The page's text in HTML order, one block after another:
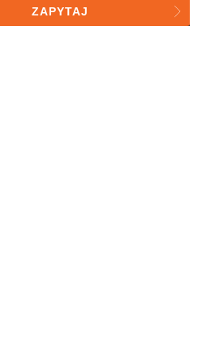
sp. z o.o. do celów statystycznych
ZAPYTAJ